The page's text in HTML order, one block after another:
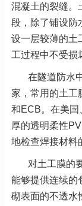
混凝土的裂缝。
段，除了铺设防
设一层较薄的土
工过程中不受损
在隧道防水
家，常用的土工
和ECB。在美国
厚的透明柔性
地检查焊接材料
对土工膜的
能够提供连续的
砌表面的不透水